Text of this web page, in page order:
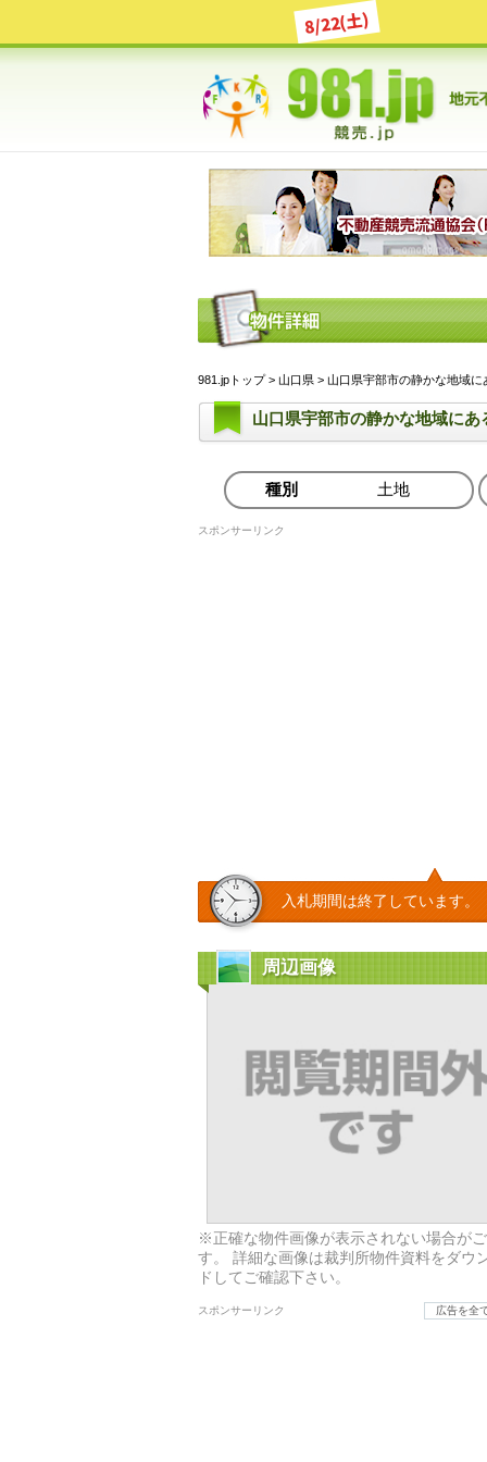
8/22(土)
981.jpトップ> 山口県 > 山口県宇部市の静かな地域
山口県宇部市の静かな地域にあ
種別 土地
スポンサーリンク
入札期間は終了しています。
周辺画像
※正確な物件画像が表示されない場合が
す。 詳細な画像は裁判所物件資料をダウ
ドしてご確認下さい。
スポンサーリンク 広告を全